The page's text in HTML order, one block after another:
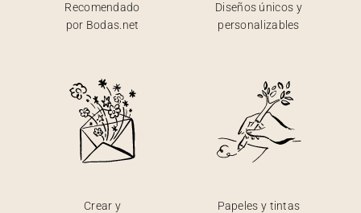
Recomendado
por Bodas.net
Diseños únicos y
personalizables
Crear y
Papeles y tintas